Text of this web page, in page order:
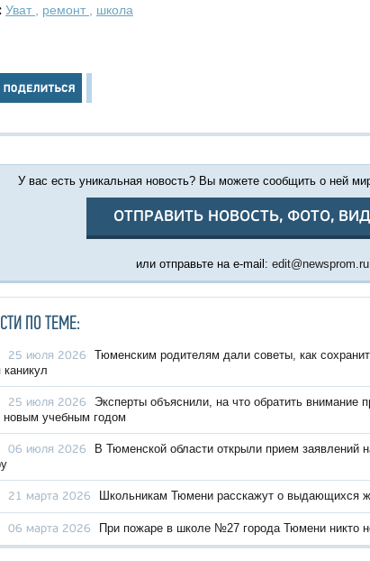
Уват ремонт школа
У вас есть уникальная новость? Вы можете сообщить о ней
ОТПРАВИТЬ НОВОСТЬ, ФОТО,
или отправьте на e-mail: edit@newsprom.ru
ПО ТЕМЕ:
25 июля 2026
Тюменским родителям дали советы, как
каникул
25 июля 2026
Эксперты объяснили, на что обратить внимание
новым учебным годом
06 июля 2026
В Тюменской области открыли прием заявлений
21 марта 2026 Школьникам Тюмени расскажут о выдающихся
06 марта 2026 При пожаре в школе №27 города Тюмени никто